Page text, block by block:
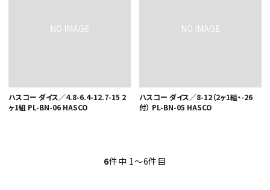
ハスコー ダイス／4.8-6.4-12.7-15 2
ヶ1組 PL-BN-06 HASCO
ハスコー ダイス／8-12（2ヶ1組・-26
付） PL-BN-05 HASCO
6件中 1〜6件目